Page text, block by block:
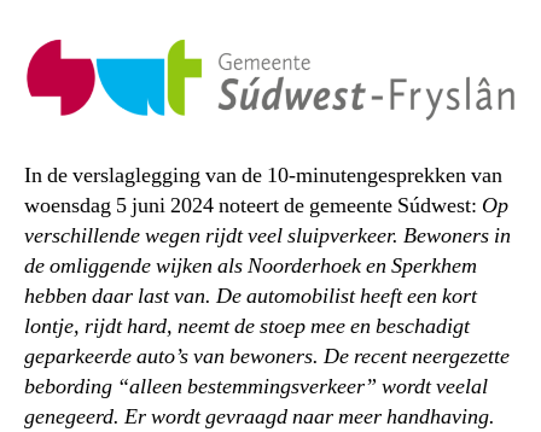
In de verslaglegging van de 10-minutengesprekken van
woensdag 5 juni 2024 noteert de gemeente Súdwest: Op
verschillende wegen rijdt veel sluipverkeer. Bewoners in
de omliggende wijken als Noorderhoek en Sperkhem
hebben daar last van. De automobilist heeft een kort
lontje, rijdt hard, neemt de stoep mee en beschadigt
geparkeerde auto’s van bewoners. De recent neergezette
bebording “alleen bestemmingsverkeer” wordt veelal
genegeerd. Er wordt gevraagd naar meer handhaving.